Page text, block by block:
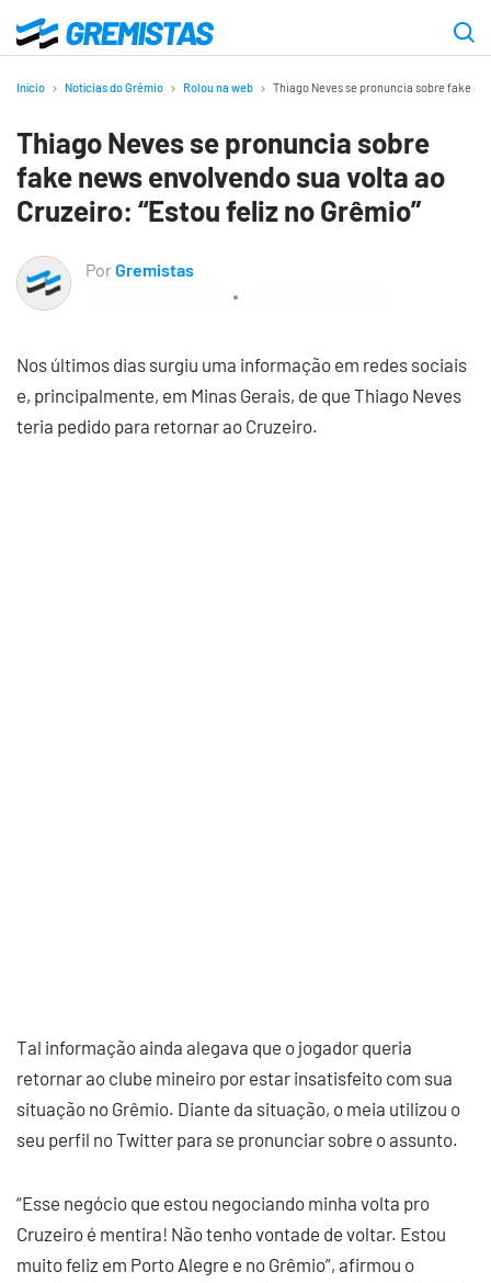
para
principal
Gremistas
Início Notícias do Grêmio Rolou na web Thiago Neves se pronuncia sobre fake
Thiago Neves se pronuncia sobre
fake news envolvendo sua volta ao
Cruzeiro: “Estou feliz no Grêmio”
PorGremistas
Nos últimos dias surgiu uma informação em redes sociais
e, principalmente, em Minas Gerais, de que Thiago Neves
teria pedido para retornar ao Cruzeiro.
Tal informação ainda alegava que o jogador queria
retornar ao clube mineiro por estar insatisfeito com sua
situação no Grêmio. Diante da situação, o meia utilizou o
seu perfil no Twitter para se pronunciar sobre o assunto.
“Esse negócio que estou negociando minha volta pro
Cruzeiro é mentira! Não tenho vontade de voltar. Estou
muito feliz em Porto Alegre e no Grêmio”, afirmou o